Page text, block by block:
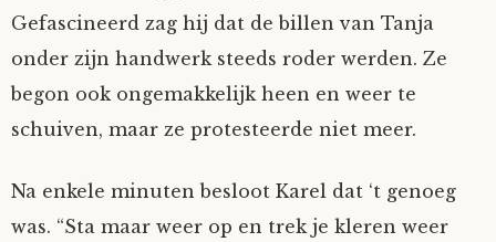
Gefascineerd zag hij dat de billen van Tanja
onder zijn handwerk steeds roder werden. Ze
begon ook ongemakkelijk heen en weer te
schuiven, maar ze protesteerde niet meer.
Na enkele minuten besloot Karel dat ‘t genoeg
was. “Sta maar weer op en trek je kleren weer